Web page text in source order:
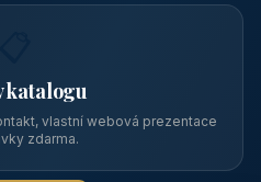
katalogu
vlastní webová prezentace
zdarma.